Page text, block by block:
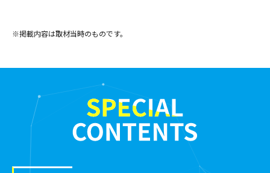
※掲載内容は取材当時のものです。